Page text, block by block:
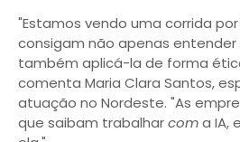
"Estamos vendo uma corrida
consigam não apenas
também aplicá-la de forma
comenta Maria Clara Santos,
atuação no Nordeste. "As
que saibam trabalharcoma IA,